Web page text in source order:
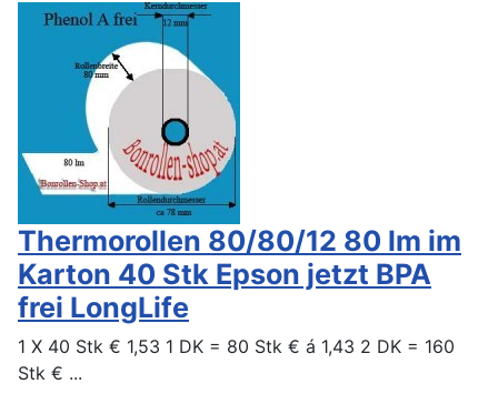
Thermorollen 80/80/12 80 lm im
Karton 40 Stk Epson jetzt BPA
frei LongLife
1 X 40 Stk € 1,53 1 DK = 80 Stk € á 1,43 2 DK = 160
Stk € ...